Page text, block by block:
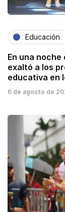
Educación
En una
exaltó a los
educativa en
6 de agosto de